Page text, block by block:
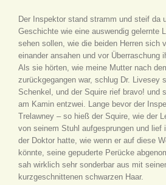
Der Inspektor stand stramm und steif da
Geschichte wie eine auswendig gelernte
sehen sollen, wie die beiden Herren sich
einander ansahen und vor Überraschung
Als sie hörten, wie meine Mutter nach
zurückgegangen war, schlug Dr. Livesey
Schenkel, und der Squire rief bravo! und
am Kamin entzwei. Lange bevor der
Trelawney – so hieß der Squire, wie der
von seinem Stuhl aufgesprungen und lief
der Doktor hatte, wie wenn er auf diese
könnte, seine gepuderte Perücke
sah wirklich sehr sonderbar aus mit
kurzgeschnittenen schwarzen Haar.